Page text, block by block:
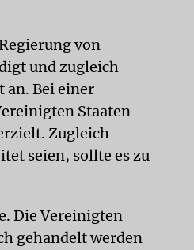
von
und zugleich
an. Bei einer
Staaten
Zugleich
seien, sollte es zu
Die Vereinigten
gehandelt werden